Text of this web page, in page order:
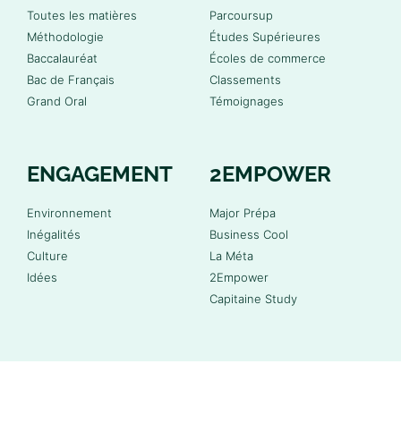
Toutes les matières
Méthodologie
Baccalauréat
Bac de Français
Grand Oral
Parcoursup
Études Supérieures
Écoles de commerce
Classements
Témoignages
ENGAGEMENT
Environnement
Inégalités
Culture
Idées
2EMPOWER
Major Prépa
Business Cool
La Méta
2Empower
Capitaine Study